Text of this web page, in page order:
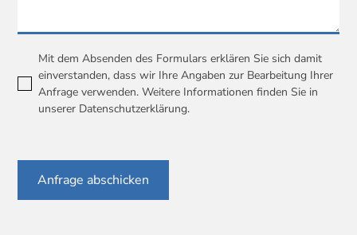
Mit dem Absenden des Formulars erklären Sie sich damit
einverstanden, dass wir Ihre Angaben zur Bearbeitung Ihrer
Anfrage verwenden. Weitere Informationen finden Sie in
unserer Datenschutzerklärung.